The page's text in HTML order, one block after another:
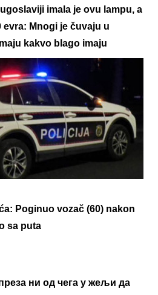
imala je ovu lampu, a
evra: Mnogi je čuvaju u
kakvo blago imaju
Poginuo vozač (60) nakon
sa puta
ни од чега у жељи да